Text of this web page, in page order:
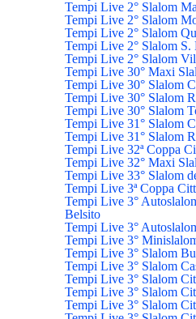
Tempi Live 2° Slalom
Tempi Live 2° Slalom
Tempi Live 2° Slalom
Tempi Live 2° Slalom
Tempi Live 2° Slalom
Tempi Live 30° Maxi
Tempi Live 30° Slalom
Tempi Live 30° Slalom
Tempi Live 30° Slalom
Tempi Live 31° Slalom
Tempi Live 31° Slalom
Tempi Live 32ª Coppa
Tempi Live 32° Maxi
Tempi Live 33° Slalom
Tempi Live 3ª Coppa
Tempi Live 3°
Belsito
Tempi Live 3°
Tempi Live 3°
Tempi Live 3° Slalom
Tempi Live 3° Slalom
Tempi Live 3° Slalom
Tempi Live 3° Slalom
Tempi Live 3° Slalom